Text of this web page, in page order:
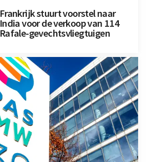
Frankrijk stuurt voorstel naar
India voor de verkoop van 114
Rafale-gevechtsvliegtuigen